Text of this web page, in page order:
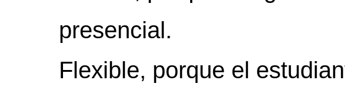
presencial.
Flexible, porque el